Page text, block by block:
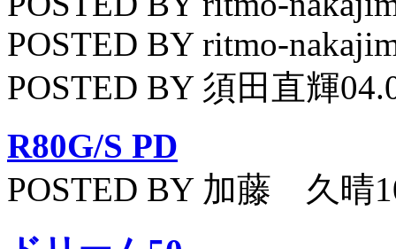
POSTED BY ritmo-
POSTED BY 須田直輝
R80G/S PD
POSTED BY 加藤 久晴